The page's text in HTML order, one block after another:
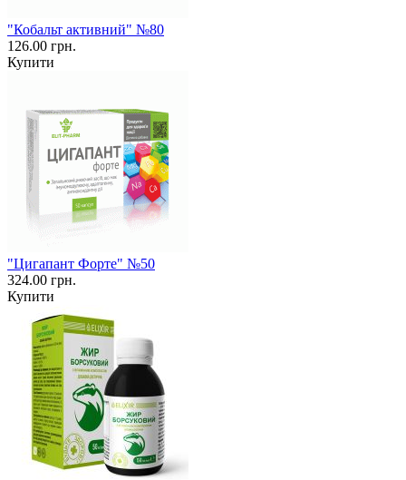
"Кобальт активний" №80
126.00 грн.
Купити
"Цигапант Форте" №50
324.00 грн.
Купити